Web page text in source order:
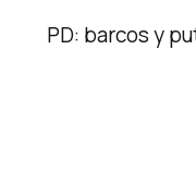
PD: barcos y